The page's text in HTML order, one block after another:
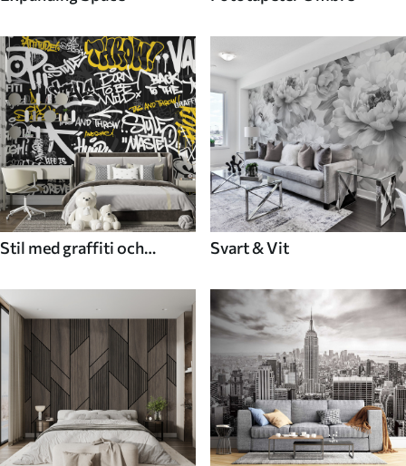
Stil med graffiti och
Svart & Vit